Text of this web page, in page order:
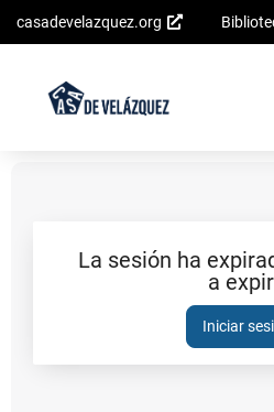
Saltar al
casadevelazquez.org
La sesión ha
a
Iniciar